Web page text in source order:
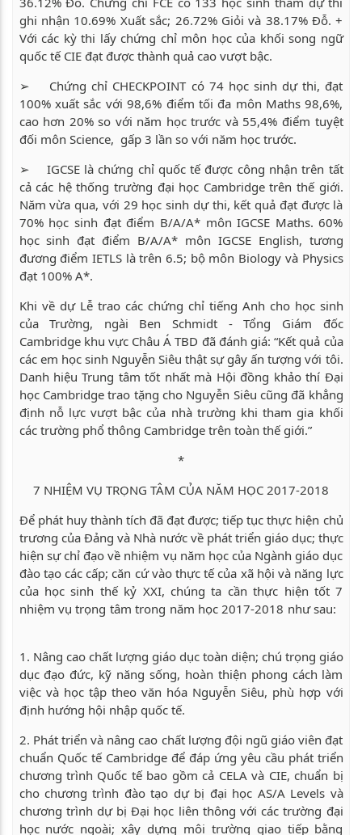
ghi nhận 10.69% Xuất sắc; 26.72% Giỏi và 38.17% Đỗ. +
Với các kỳ thi lấy chứng chỉ môn học của khối song ngữ
quốc tế CIE đạt được thành quả cao vượt bậc.
➢ Chứng chỉ CHECKPOINT có 74 học sinh dự thi, đạt
100% xuất sắc với 98,6% điểm tối đa môn Maths 98,6%,
cao hơn 20% so với năm học trước và 55,4% điểm tuyệt
đối môn Science, gấp 3 lần so với năm học trước.
➢ IGCSE là chứng chỉ quốc tế được công nhận trên tất
cả các hệ thống trường đại học Cambridge trên thế giới.
Năm vừa qua, với 29 học sinh dự thi, kết quả đạt được là
70% học sinh đạt điểm B/A/A* môn IGCSE Maths. 60%
học sinh đạt điểm B/A/A* môn IGCSE English, tương
đương điểm IETLS là trên 6.5; bộ môn Biology và Physics
đạt 100% A*.
Khi về dự Lễ trao các chứng chỉ tiếng Anh cho học sinh
của Trường, ngài Ben Schmidt - Tổng Giám đốc
Cambridge khu vực Châu Á TBD đã đánh giá: “Kết quả của
các em học sinh Nguyễn Siêu thật sự gây ấn tượng với tôi.
Danh hiệu Trung tâm tốt nhất mà Hội đồng khảo thí Đại
học Cambridge trao tặng cho Nguyễn Siêu cũng đã khẳng
định nỗ lực vượt bậc của nhà trường khi tham gia khối
các trường phổ thông Cambridge trên toàn thế giới.”
*
7 NHIỆM VỤ TRỌNG TÂM CỦA NĂM HỌC 2017-2018
Để phát huy thành tích đã đạt được; tiếp tục thực hiện chủ
trương của Đảng và Nhà nước về phát triển giáo dục; thực
hiện sự chỉ đạo về nhiệm vụ năm học của Ngành giáo dục
đào tạo các cấp; căn cứ vào thực tế của xã hội và năng lực
của học sinh thế kỷ XXI, chúng ta cần thực hiện tốt 7
nhiệm vụ trọng tâm trong năm học 2017-2018 như sau:
1. Nâng cao chất lượng giáo dục toàn diện; chú trọng giáo
dục đạo đức, kỹ năng sống, hoàn thiện phong cách làm
việc và học tập theo văn hóa Nguyễn Siêu, phù hợp với
định hướng hội nhập quốc tế.
2. Phát triển và nâng cao chất lượng đội ngũ giáo viên đạt
chuẩn Quốc tế Cambridge để đáp ứng yêu cầu phát triển
chương trình Quốc tế bao gồm cả CELA và CIE, chuẩn bị
cho chương trình đào tạo dự bị đại học AS/A Levels và
chương trình dự bị Đại học liên thông với các trường đại
học nước ngoài; xây dựng môi trường giao tiếp bằng